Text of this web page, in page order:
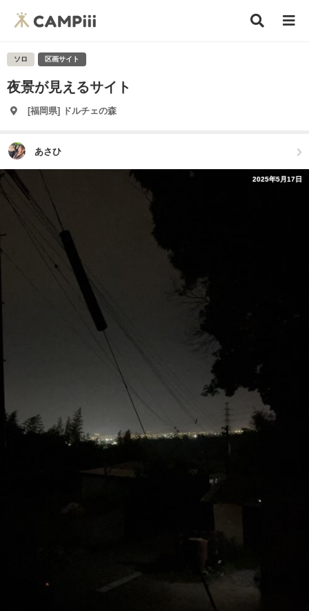
ソロ 区画サイト
夜景が見えるサイト
[福岡県] ドルチェの森
あさひ
2025年5月17日